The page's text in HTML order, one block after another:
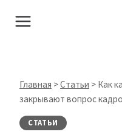
Главная >Статьи > Как
закрывают вопрос
СТАТЬИ